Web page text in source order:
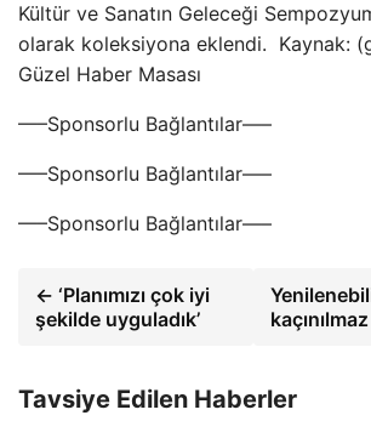
Kültür ve Sanatın Geleceği
olarak koleksiyona eklendi. Kaynak:
Güzel Haber Masası
—–Sponsorlu Bağlantılar—–
—–Sponsorlu Bağlantılar—–
—–Sponsorlu Bağlantılar—–
← ‘Planımızı çok iyi
şekilde uyguladık’
Tavsiye Edilen Haberler